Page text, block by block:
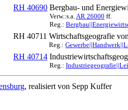
RH 40690 Bergbau- und
Verw.:s.a.AR 26000 ff.
Reg.:
RH 40711 Wirtschaftsgeografie
Reg.:
RH 40714
Reg.:
, realisiert von Sepp Kuffer